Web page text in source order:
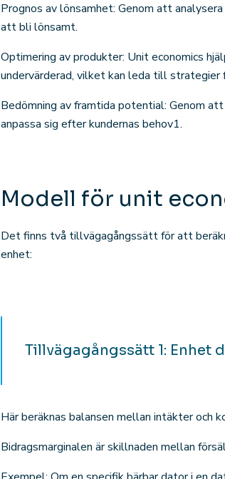
Prognos av lönsamhet: Genom att
att bli lönsamt.
Optimering av produkter: Unit economics
undervärderad, vilket kan leda till strategier
Bedömning av framtida potential: Genom
anpassa sig efter kundernas behov1.
Modell för unit
Det finns två tillvägagångssätt för att
enhet:
Tillvägagångssätt 1: Enhet
Här beräknas balansen mellan intäkter och
Bidragsmarginalen är skillnaden mellan